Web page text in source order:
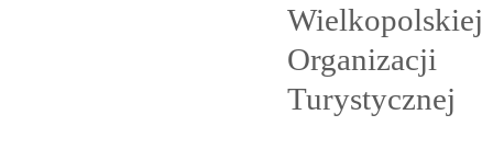
Wielkopolskiej
Organizacji
Turystycznej